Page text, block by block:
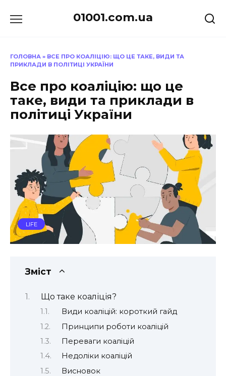
до
01001.com.ua
ГОЛОВНА » ВСЕ ПРО КОАЛІЦІЮ: ЩО ЦЕ ТАКЕ, ВИДИ ТА
ПРИКЛАДИ В ПОЛІТИЦІ УКРАЇНИ
Все про коаліцію: що це
таке, види та приклади в
політиці України
LIFE
Зміст
Що таке коаліція?
Види коаліцій: короткий гайд
Принципи роботи коаліцій
Переваги коаліцій
Недоліки коаліцій
Висновок